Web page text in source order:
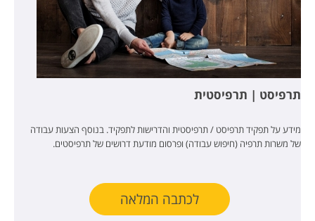
תרפיסט | תרפיסטית
מידע על תפקיד תרפיסט / תרפיסטית והדרישות לתפקיד. בנוסף הצעות עבודה
של משרות תרפיה (חיפוש עבודה) ופרסום מודעת דרושים של תרפיסטים.
לכתבה המלאה